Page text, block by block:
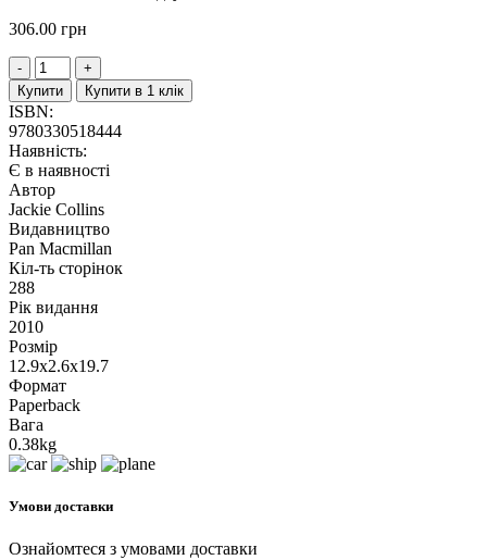
306.00 грн
Купити Купити в 1 клік
ISBN:
9780330518444
Наявність:
Є в наявності
Автор
Jackie Collins
Видавництво
Pan Macmillan
Кіл-ть сторінок
288
Рік видання
2010
Розмір
12.9x2.6x19.7
Формат
Paperback
Вага
0.38kg
Умови доставки
Ознайомтеся з умовами доставки